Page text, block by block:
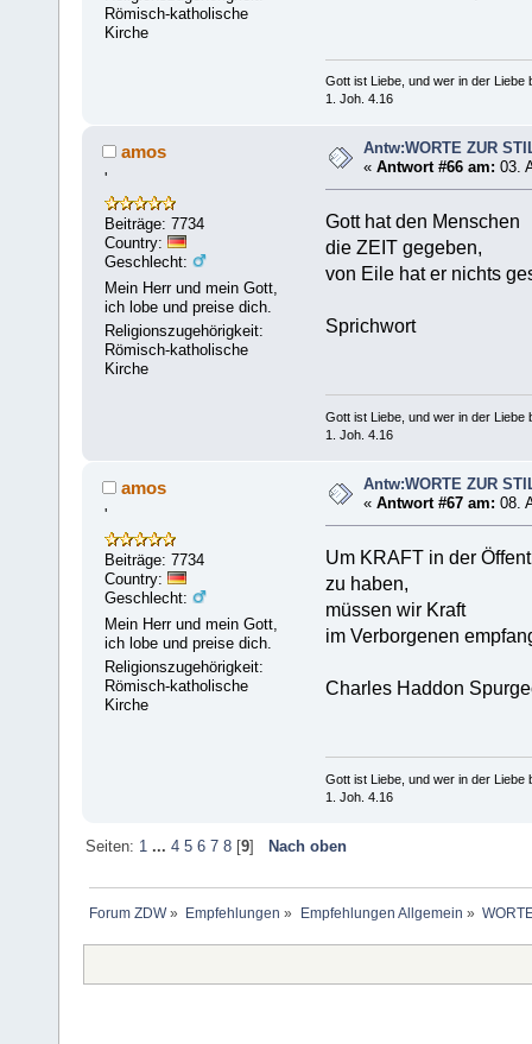
Römisch-katholische
Kirche
Gott ist Liebe, und wer in der Liebe
1. Joh. 4.16
amos
'
Beiträge: 7734
Country:
Geschlecht:
Mein Herr und mein Gott,
ich lobe und preise dich.
Religionszugehörigkeit:
Römisch-katholische
Kirche
Antw:WORTE ZUR
«Antwort #66 am: 03.
Gott hat den Menschen
die ZEIT gegeben,
von Eile hat er nichts
Sprichwort
Gott ist Liebe, und wer in der Liebe
1. Joh. 4.16
amos
'
Beiträge: 7734
Country:
Geschlecht:
Mein Herr und mein Gott,
ich lobe und preise dich.
Religionszugehörigkeit:
Römisch-katholische
Kirche
Antw:WORTE ZUR
«Antwort #67 am: 08.
Um KRAFT in der
zu haben,
müssen wir Kraft
im Verborgenen
Charles Haddon
Gott ist Liebe, und wer in der Liebe
1. Joh. 4.16
Seiten: 1 ... 4 5 6 7 8[9] Nach oben
Forum ZDW» Empfehlungen » Empfehlungen Allgemein »